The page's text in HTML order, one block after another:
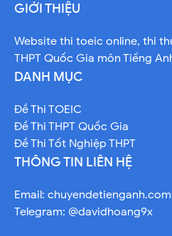
GIỚI THIỆU
Website thi toeic online, thi
THPT Quốc Gia môn Tiếng
DANH MỤC
Đề Thi TOEIC
Đề Thi THPT Quốc Gia
Đề Thi Tốt Nghiệp THPT
THÔNG TIN LIÊN HỆ
Email:
Telegram: @davidhoang9x